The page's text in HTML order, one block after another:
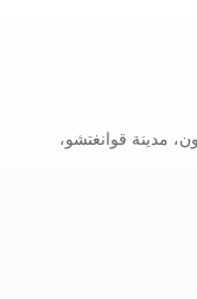
مدينة قوانغتشو،